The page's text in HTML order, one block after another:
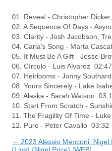
01. Reveal - Christopher
02. A Sequence Of Days -
03. Clarity - Josh Jacobson,
04. Carla's Song - Marta
05. It Must Be A Gift - Jesse
06. Círculo - Luis Alvarez 02:47
07. Heirlooms - Jonny
08. Yours Sincerely - Lake
09. Alaska - Sarah Watson
10. Start From Scratch -
11. The Fragility Of Time -
12. Pure - Peter Cavallo 03:32
← 2023 Alessio Menconi, Nigel